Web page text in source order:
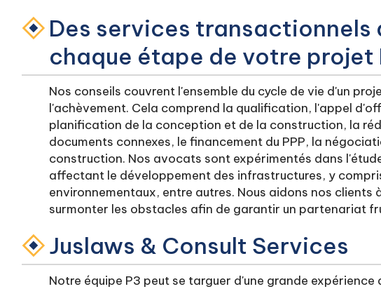
Des services transactionnels
chaque étape de votre projet
Nos conseils couvrent l'ensemble du cycle de vie d'un
l'achèvement. Cela comprend la qualification, l'appel
planification de la conception et de la construction, la
documents connexes, le financement du PPP, la
construction. Nos avocats sont expérimentés dans
affectant le développement des infrastructures, y
environnementaux, entre autres. Nous aidons nos clients
surmonter les obstacles afin de garantir un partenariat
Juslaws & Consult Services
Notre équipe P3 peut se targuer d'une grande